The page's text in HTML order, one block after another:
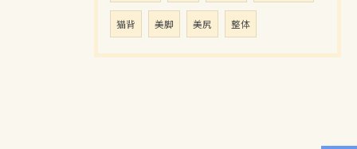
猫背 美脚 美尻 整体